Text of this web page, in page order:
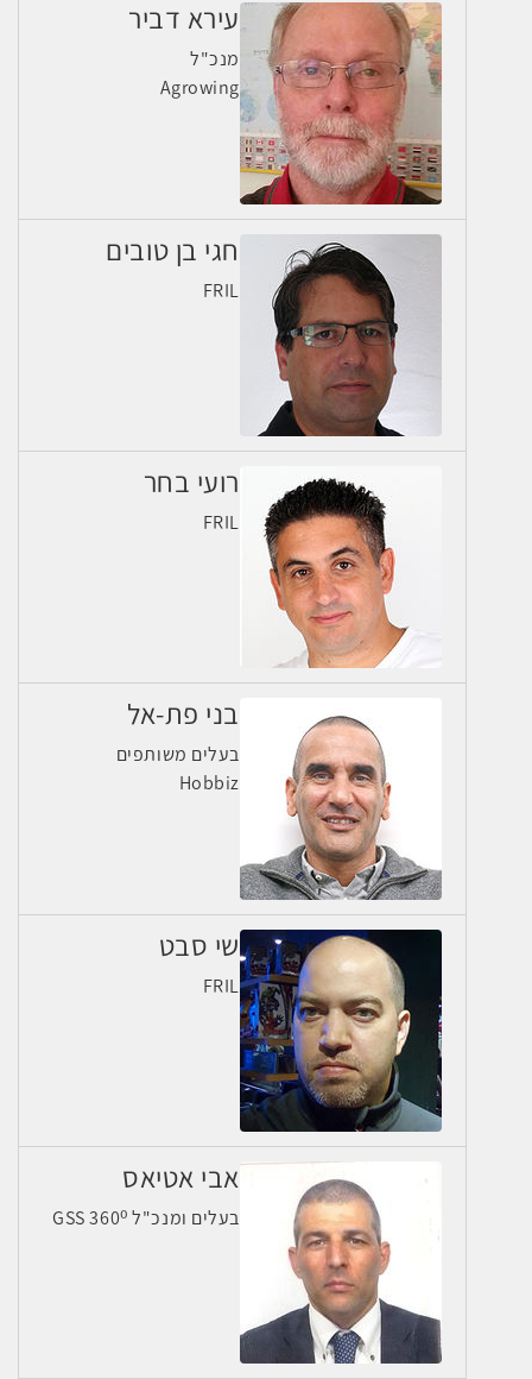
עירא דביר
מנכ"ל
Agrowing
חגי בן טובים
FRIL
רועי בחר
FRIL
בני פת-אל
בעלים משותפים
Hobbiz
שי סבט
FRIL
אבי אטיאס
בעלים ומנכ"ל GSS 360⁰